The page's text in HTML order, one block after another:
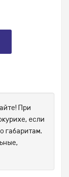
При
если
габаритам.